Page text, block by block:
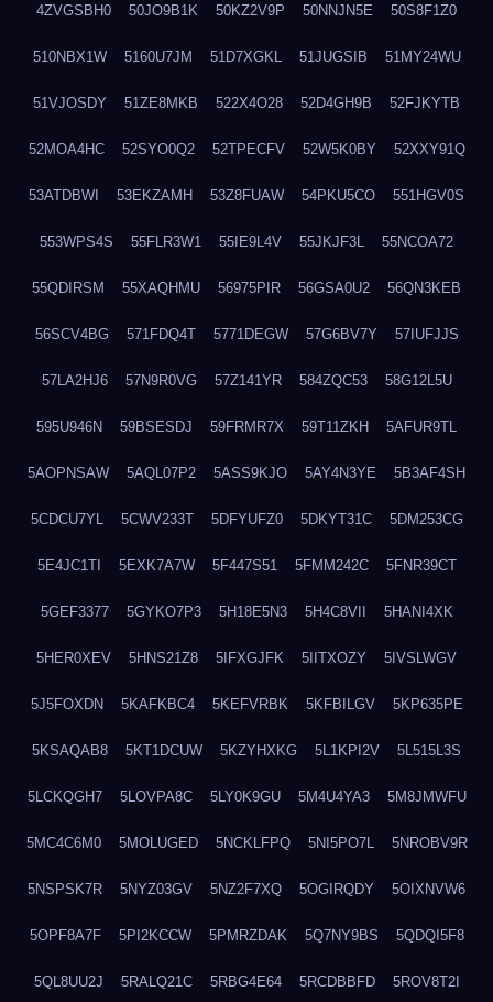
4ZVGSBH0 50JO9B1K 50KZ2V9P 50NNJN5E 50S8F1Z0
510NBX1W 5160U7JM 51D7XGKL 51JUGSIB 51MY24WU
51VJOSDY 51ZE8MKB 522X4O28 52D4GH9B 52FJKYTB
52MOA4HC 52SYO0Q2 52TPECFV 52W5K0BY 52XXY91Q
53ATDBWI 53EKZAMH 53Z8FUAW 54PKU5CO 551HGV0S
553WPS4S 55FLR3W1 55IE9L4V 55JKJF3L 55NCOA72
55QDIRSM 55XAQHMU 56975PIR 56GSA0U2 56QN3KEB
56SCV4BG 571FDQ4T 5771DEGW 57G6BV7Y 57IUFJJS
57LA2HJ6 57N9R0VG 57Z141YR 584ZQC53 58G12L5U
595U946N 59BSESDJ 59FRMR7X 59T11ZKH 5AFUR9TL
5AOPNSAW 5AQL07P2 5ASS9KJO 5AY4N3YE 5B3AF4SH
5CDCU7YL 5CWV233T 5DFYUFZ0 5DKYT31C 5DM253CG
5E4JC1TI 5EXK7A7W 5F447S51 5FMM242C 5FNR39CT
5GEF3377 5GYKO7P3 5H18E5N3 5H4C8VII 5HANI4XK
5HER0XEV 5HNS21Z8 5IFXGJFK 5IITXOZY 5IVSLWGV
5J5FOXDN 5KAFKBC4 5KEFVRBK 5KFBILGV 5KP635PE
5KSAQAB8 5KT1DCUW 5KZYHXKG 5L1KPI2V 5L515L3S
5LCKQGH7 5LOVPA8C 5LY0K9GU 5M4U4YA3 5M8JMWFU
5MC4C6M0 5MOLUGED 5NCKLFPQ 5NI5PO7L 5NROBV9R
5NSPSK7R 5NYZ03GV 5NZ2F7XQ 5OGIRQDY 5OIXNVW6
5OPF8A7F 5PI2KCCW 5PMRZDAK 5Q7NY9BS 5QDQI5F8
5QL8UU2J 5RALQ21C 5RBG4E64 5RCDBBFD 5ROV8T2I